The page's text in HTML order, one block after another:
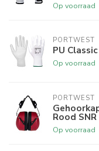
Op voorraad
PORTWEST
PU
Op voorraad
PORTWEST
Rood
Op voorraad